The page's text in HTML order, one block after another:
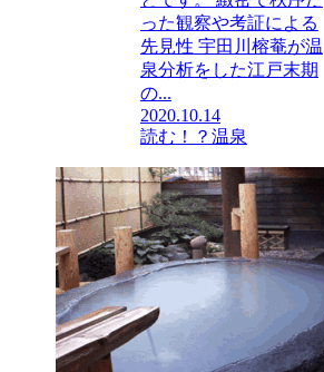
った観察や考証による
先見性 宇田川榕菴が温
泉分析をした江戸末期
の...
2020.10.14
読む！？温泉